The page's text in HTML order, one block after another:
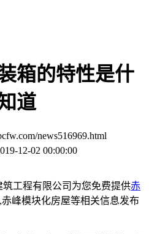
箱的特性是什
道
news516969.html
12-02 00:00:00
工程有限公司为您免费提供赤
峰模块化房屋等相关信息发布